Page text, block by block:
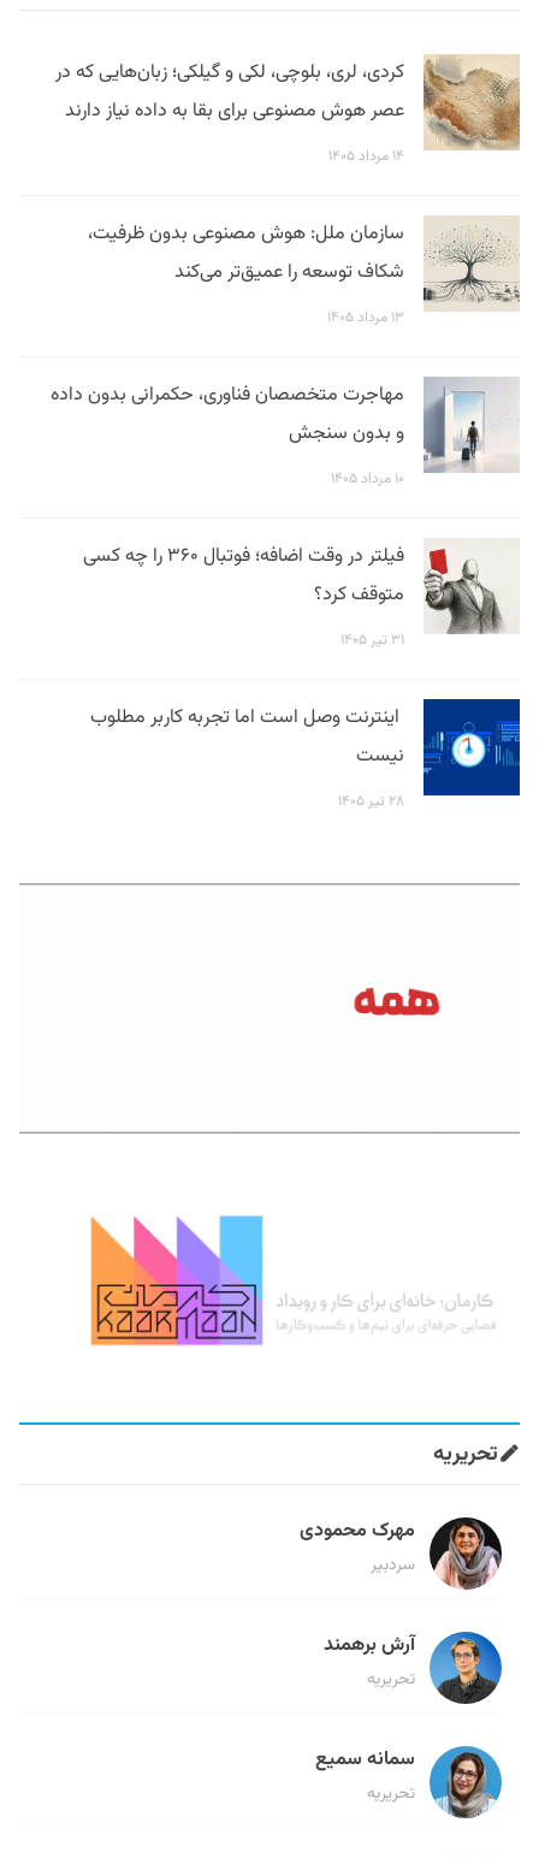
کردی، لری، بلوچی، لکی و گیلکی؛ زبان‌هایی که در
عصر هوش مصنوعی برای بقا به داده نیاز دارند
۱۴ مرداد ۱۴۰۵
سازمان ملل: هوش مصنوعی بدون ظرفیت،
شکاف توسعه را عمیق‌تر می‌کند
۱۳ مرداد ۱۴۰۵
مهاجرت متخصصان فناوری، حکمرانی بدون داده
و بدون سنجش
۱۰ مرداد ۱۴۰۵
فیلتر در وقت اضافه؛ فوتبال ۳۶۰ را چه کسی
متوقف کرد؟
۳۱ تیر ۱۴۰۵
اینترنت وصل است اما تجربه کاربر مطلوب
نیست
۲۸ تیر ۱۴۰۵
تحریریه
مهرک محمودی
سردبیر
آرش برهمند
تحریریه
سمانه سمیع
تحریریه